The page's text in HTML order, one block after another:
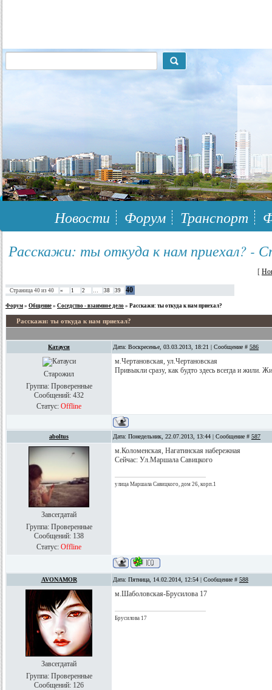
117148, г.Москва, ЮЗАО, муниципальный район Южное Бутово
Новости Форум Транспорт
Расскажи: ты откуда к нам приехал? -
[
Страница 40 из 40 « 1 2 … 38 39 40
Форум » Общение » Соседство - взаимное дело » Расскажи: ты откуда к нам приехал?
Расскажи: ты откуда к нам приехал?
Катауси Дата: Воскресенье, 03.03.2013, 18:21 | Сообщение # 586
Старожил
Группа: Проверенные
Сообщений: 432
Статус: Offline
м.Чертановская, ул.Чертановская
Привыкли сразу, как будто здесь всегда и жили.
aboltus Дата: Понедельник, 22.07.2013, 13:44 | Сообщение # 587
Завсегдатай
Группа: Проверенные
Сообщений: 138
Статус: Offline
м.Коломенская, Нагатинская набережная
Сейчас: Ул.Маршала Савицкого
улица Маршала Савицкого, дом 26, корп.1
AVONAMOR Дата: Пятница, 14.02.2014, 12:54 | Сообщение # 588
Завсегдатай
Группа: Проверенные
Сообщений: 126
м.Шаболовская-Брусилова 17
Брусилова 17